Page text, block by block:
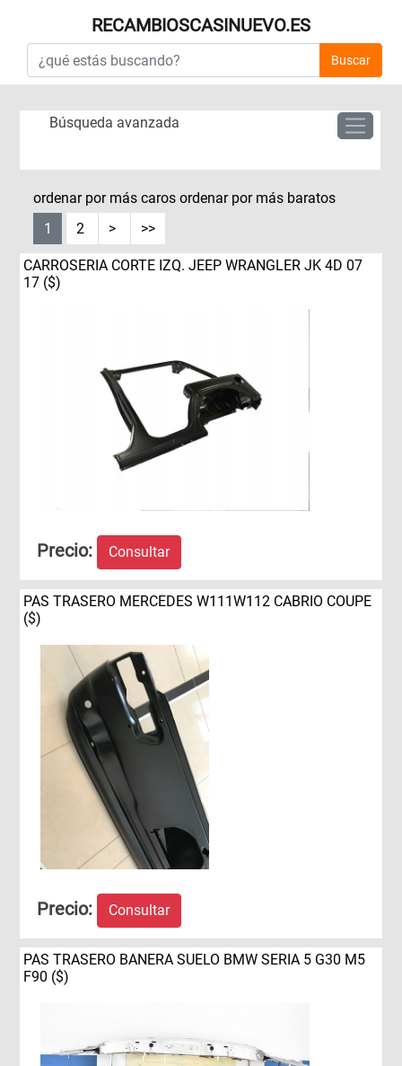
RECAMBIOSCASINUEVO.ES
Buscar
Búsqueda avanzada
ordenar por más carosordenar por más baratos
1
2 > >>
CARROSERIA CORTE IZQ. JEEP WRANGLER JK 4D 07
17 ($)
Precio: Consultar
PAS TRASERO MERCEDES W111W112 CABRIO COUPE
($)
Precio: Consultar
PAS TRASERO BANERA SUELO BMW SERIA 5 G30 M5
F90 ($)